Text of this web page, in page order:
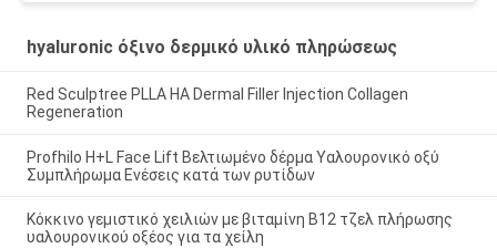
hyaluronic όξινο δερμικό υλικό πληρώσεως
Red Sculptree PLLA HA Dermal Filler Injection Collagen
Regeneration
Profhilo H+L Face Lift Βελτιωμένο δέρμα Υαλουρονικό οξύ
Συμπλήρωμα Ενέσεις κατά των ρυτίδων
Κόκκινο γεμιστικό χειλιών με βιταμίνη Β12 τζελ πλήρωσης
υαλουρονικού οξέος για τα χείλη